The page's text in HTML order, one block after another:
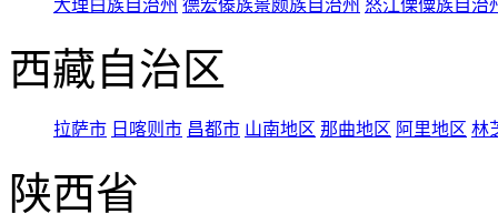
大理白族自治州 德宏傣族景颇族自治州 怒江傈僳族自治
西藏自治区
拉萨市 日喀则市 昌都市 山南地区 那曲地区 阿里地区 林
陕西省